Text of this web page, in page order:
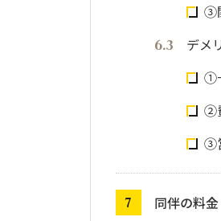
③
デメ
①
②
③
同伴の料